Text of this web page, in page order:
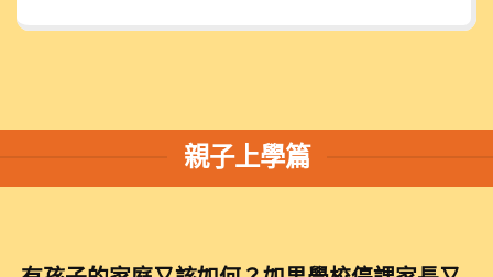
親子上學篇